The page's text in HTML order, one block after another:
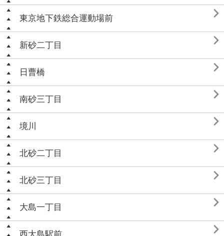
東京地下鉄総合運動場前 
新砂二丁目 
日曹橋 
南砂三丁目 
境川 
北砂二丁目 
北砂三丁目 
大島一丁目 
